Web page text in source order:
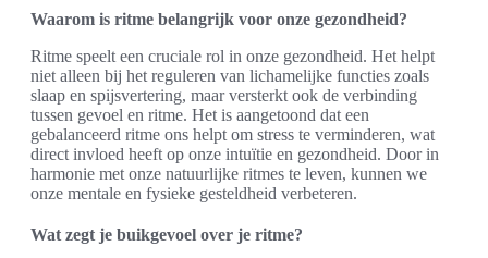
Waarom is ritme belangrijk voor onze gezondheid?
Ritme speelt een cruciale rol in onze gezondheid. Het helpt
niet alleen bij het reguleren van lichamelijke functies zoals
slaap en spijsvertering, maar versterkt ook de verbinding
tussen gevoel en ritme. Het is aangetoond dat een
gebalanceerd ritme ons helpt om stress te verminderen, wat
direct invloed heeft op onze intuïtie en gezondheid. Door in
harmonie met onze natuurlijke ritmes te leven, kunnen we
onze mentale en fysieke gesteldheid verbeteren.
Wat zegt je buikgevoel over je ritme?